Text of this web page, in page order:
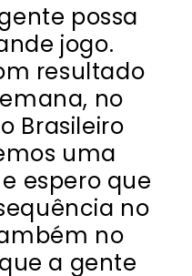
possa
jogo.
resultado
no
Brasileiro
uma
espero que
no
no
a gente